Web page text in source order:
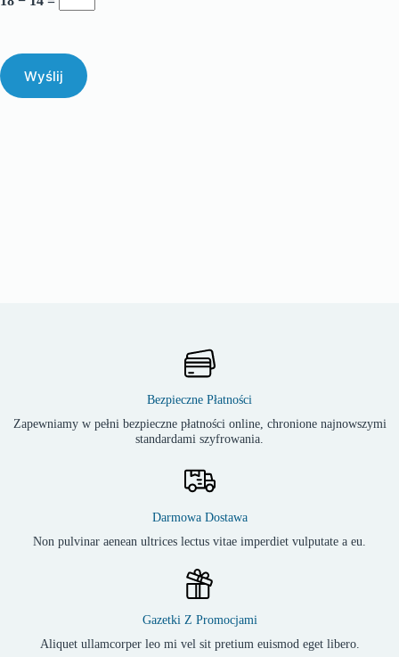
Wyślij
Bezpieczne Płatności
Zapewniamy w pełni bezpieczne płatności online, chronione najnowszymi
standardami szyfrowania.
Darmowa Dostawa
Non pulvinar aenean ultrices lectus vitae imperdiet vulputate a eu.
Gazetki Z Promocjami
Aliquet ullamcorper leo mi vel sit pretium euismod eget libero.